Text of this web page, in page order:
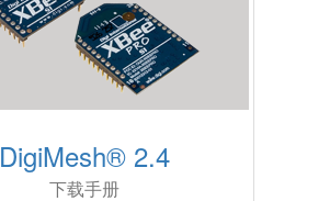
DigiMesh® 2.4
下载手册